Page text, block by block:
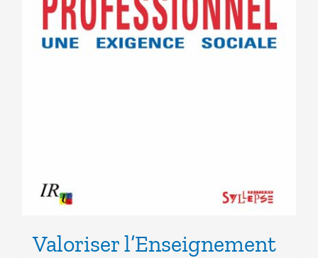
Valoriser l’Enseignement